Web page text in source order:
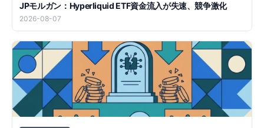
JPモルガン：Hyperliquid ETF資金流入が失速、競争激化
2026-08-07